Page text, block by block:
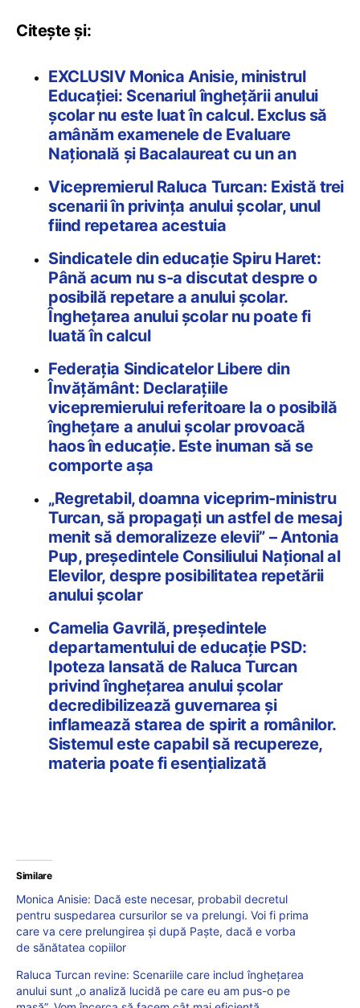
Citește și:
EXCLUSIV Monica Anisie, ministrul
Educației: Scenariul înghețării anului
școlar nu este luat în calcul. Exclus să
amânăm examenele de Evaluare
Națională și Bacalaureat cu un an
Vicepremierul Raluca Turcan: Există trei
scenarii în privința anului școlar, unul
fiind repetarea acestuia
Sindicatele din educație Spiru Haret:
Până acum nu s-a discutat despre o
posibilă repetare a anului școlar.
Înghețarea anului școlar nu poate fi
luată în calcul
Federația Sindicatelor Libere din
Învățământ: Declarațiile
vicepremierului referitoare la o posibilă
înghețare a anului școlar provoacă
haos în educație. Este inuman să se
comporte așa
„Regretabil, doamna viceprim-ministru
Turcan, să propagați un astfel de mesaj
menit să demoralizeze elevii” – Antonia
Pup, președintele Consiliului Național al
Elevilor, despre posibilitatea repetării
anului școlar
Camelia Gavrilă, președintele
departamentului de educație PSD:
Ipoteza lansată de Raluca Turcan
privind înghețarea anului școlar
decredibilizează guvernarea și
inflamează starea de spirit a românilor.
Sistemul este capabil să recupereze,
materia poate fi esențializată
Similare
Monica Anisie: Dacă este necesar, probabil decretul
pentru suspedarea cursurilor se va prelungi. Voi fi prima
care va cere prelungirea și după Paște, dacă e vorba
de sănătatea copiilor
Raluca Turcan revine: Scenariile care includ înghețarea
anului sunt „o analiză lucidă pe care eu am pus-o pe